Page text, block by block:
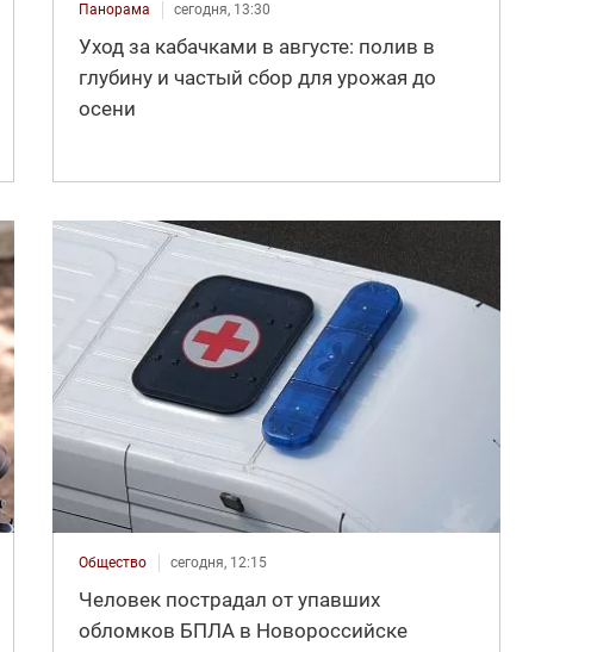
Панорама сегодня, 13:30
Уход за кабачками в августе: полив в
глубину и частый сбор для урожая до
осени
Общество сегодня, 12:15
Человек пострадал от упавших
обломков БПЛА в Новороссийске